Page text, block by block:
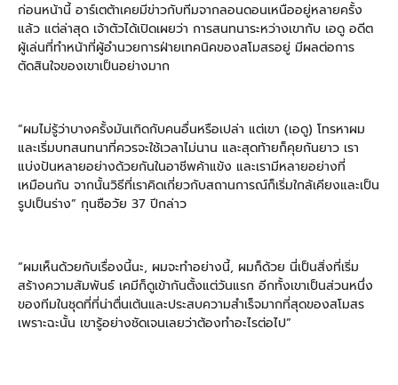
ก่อนหน้านี้ อาร์เตต้าเคยมีข่าวกับทีมจากลอนดอนเหนืออยู่หลายครั้ง
แล้ว แต่ล่าสุด เจ้าตัวได้เปิดเผยว่า การสนทนาระหว่างเขากับ เอดู อดีต
ผู้เล่นที่ทำหน้าที่ผู้อำนวยการฝ่ายเทคนิคของสโมสรอยู่ มีผลต่อการ
ตัดสินใจของเขาเป็นอย่างมาก
“ผมไม่รู้ว่าบางครั้งมันเกิดกับคนอื่นหรือเปล่า แต่เขา (เอดู) โทรหาผม
และเริ่มบทสนทนาที่ควรจะใช้เวลาไม่นาน และสุดท้ายก็คุยกันยาว เรา
แบ่งปันหลายอย่างด้วยกันในอาชีพค้าแข้ง และเรามีหลายอย่างที่
เหมือนกัน จากนั้นวิธีที่เราคิดเกี่ยวกับสถานการณ์ก็เริ่มใกล้เคียงและเป็น
รูปเป็นร่าง” กุนซือวัย 37 ปีกล่าว
“ผมเห็นด้วยกับเรื่องนี้นะ, ผมจะทำอย่างนี้, ผมก็ด้วย นี่เป็นสิ่งที่เริ่ม
สร้างความสัมพันธ์ เคมีก็ดูเข้ากันตั้งแต่วันแรก อีกทั้งเขาเป็นส่วนหนึ่ง
ของทีมในชุดที่ที่น่าตื่นเต้นและประสบความสำเร็จมากที่สุดของสโมสร
เพราะฉะนั้น เขารู้อย่างชัดเจนเลยว่าต้องทำอะไรต่อไป”